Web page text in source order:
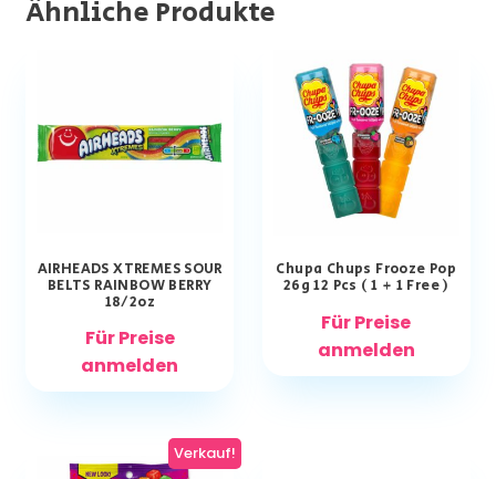
Ähnliche Produkte
AIRHEADS XTREMES SOUR
BELTS RAINBOW BERRY
18/2oz
Für Preise
anmelden
Chupa Chups Frooze Pop
26g 12 Pcs ( 1 + 1 Free )
Für Preise
anmelden
Verkauf!